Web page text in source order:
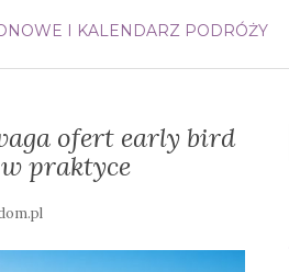
I KALENDARZ PODRÓŻY
ofert early bird
praktyce